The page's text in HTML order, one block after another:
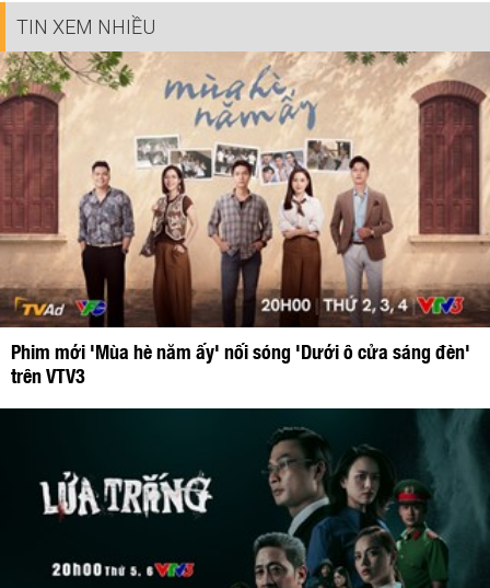
TIN XEM NHIỀU
Phim mới 'Mùa hè năm ấy' nối sóng 'Dưới ô cửa sáng đèn'
trên VTV3